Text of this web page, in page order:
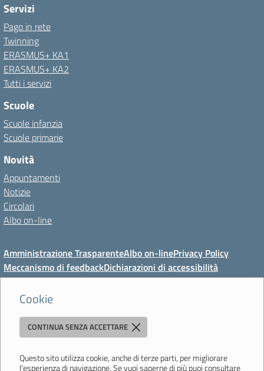
Cookie
CONTINUA SENZA ACCETTARE
Questo sito utilizza cookie, anche di terze parti, per migliorare
l'esperienza di navigazione. Se vuoi saperne di più puoi consultare
Servizi
Pago in rete
Twinning
ERASMUS+ KA1
ERASMUS+ KA2
Tutti i servizi
Scuole
Scuole infanzia
Scuole primarie
Novità
Appuntamenti
Notizie
Circolari
Albo on-line
Amministrazione TrasparenteAlbo on-linePrivacy Policy
Meccanismo di feedbackDichiarazioni di accessibilità
Preferenze cookie
Direzione Didattica di Vignola
"Tutti diversamente uguali, tutti ugualmente diversi"
Viale Mazzini, 18 - 41058 Vignola (MO) - Tel. 059 771117 - Fax 059